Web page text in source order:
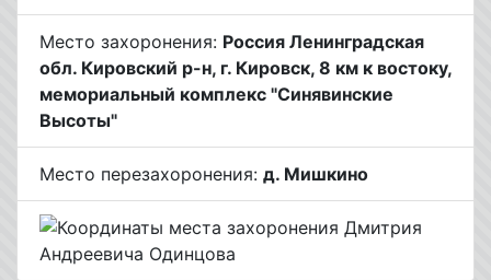
Место захоронения: Россия Ленинградская
обл. Кировский р-н, г. Кировск, 8 км к востоку,
мемориальный комплекс "Синявинские
Высоты"
Место перезахоронения: д. Мишкино